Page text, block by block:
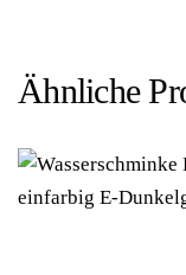
Ähnliche